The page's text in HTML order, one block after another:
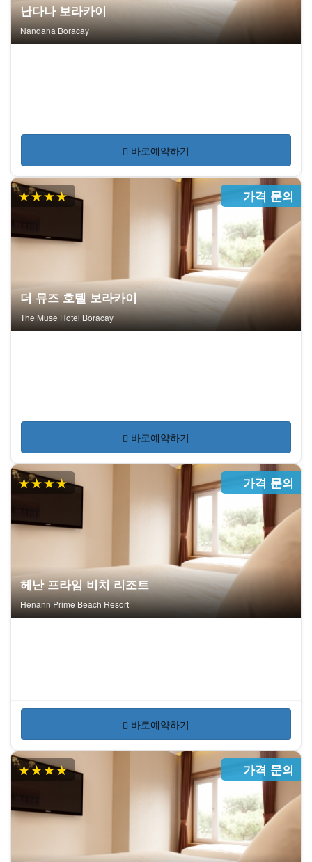
난다나 보라카이
Nandana Boracay
바로예약하기
★★★★ 가격 문의
더 뮤즈 호텔 보라카이
The Muse Hotel Boracay
바로예약하기
★★★★ 가격 문의
헤난 프라임 비치 리조트
Henann Prime Beach Resort
바로예약하기
★★★★ 가격 문의